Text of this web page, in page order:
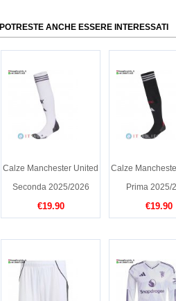
POTRESTE ANCHE ESSERE INTERESSATI
Calze Manchester United
Seconda 2025/2026
€19.90
Calze
Prima 2025/
€19.90